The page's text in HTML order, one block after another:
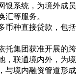
银系统，为境外成员
等服务。
币种直接贷款，包括
托集团获准开展的跨
，联通境内外，为境
与境内融资管道形成